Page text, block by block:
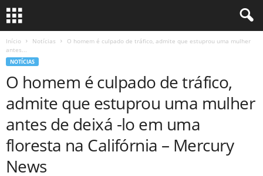
Início Notícias
O homem é culpado de tráfico, admite que estuprou uma mulher
antes...
NOTÍCIAS
O homem é culpado de tráfico,
admite que estuprou uma mulher
antes de deixá -lo em uma
floresta na Califórnia – Mercury
News